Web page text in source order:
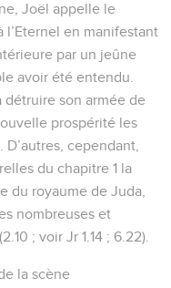
Joël appelle le
en manifestant
par un jeûne
avoir été entendu.
détruire son armée de
prospérité les
D’autres, cependant,
du chapitre 1 la
du royaume de Juda,
nombreuses et
; voir Jr 1.14 ; 6.22).
la scène